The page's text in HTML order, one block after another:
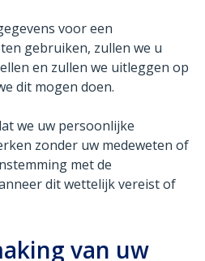
voor een
gebruiken, zullen we u
en zullen we uitleggen op
dit mogen doen.
we uw persoonlijke
zonder uw medeweten of
met de
dit wettelijk vereist of
van uw